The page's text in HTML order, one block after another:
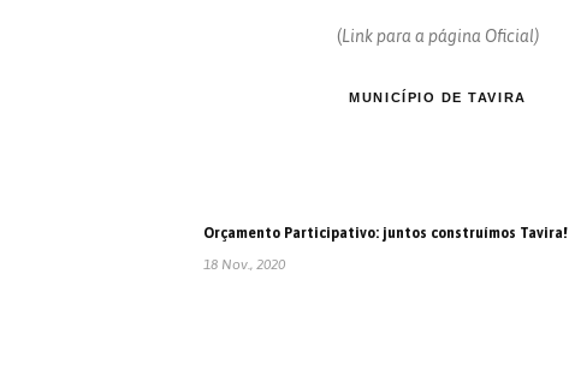
(Link para a página Oficial)
MUNICÍPIO DE TAVIRA
Orçamento Participativo: juntos construímos Tavira!
18 Nov., 2020